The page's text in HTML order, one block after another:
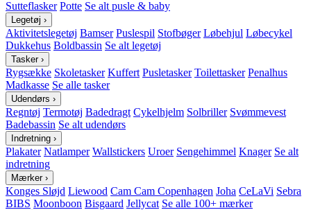
Sutteflasker Potte Se alt pusle & baby
Legetøj ›
Aktivitetslegetøj Bamser Puslespil Stofbøger Løbehjul Løbecykel
Dukkehus Boldbassin Se alt legetøj
Tasker ›
Rygsække Skoletasker Kuffert Pusletasker Toilettasker Penalhus
Madkasse Se alle tasker
Udendørs ›
Regntøj Termotøj Badedragt Cykelhjelm Solbriller Svømmevest
Badebassin Se alt udendørs
Indretning ›
Plakater Natlamper Wallstickers Uroer Sengehimmel Knager Se alt
indretning
Mærker ›
Konges Sløjd Liewood Cam Cam Copenhagen Joha CeLaVi Sebra
BIBS Moonboon Bisgaard Jellycat Se alle 100+ mærker